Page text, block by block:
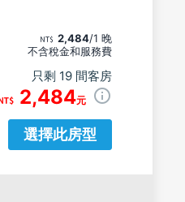
2,484/1 晚
不含稅金和服務費
只剩 19 間客房
2,484元
選擇此房型